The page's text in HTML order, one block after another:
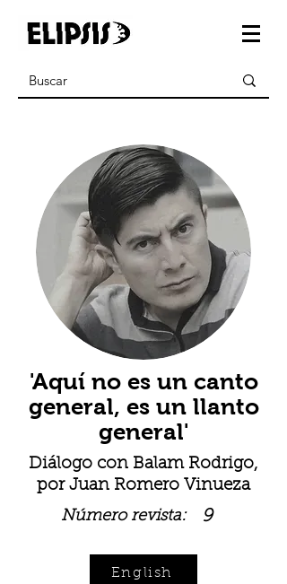
'Aquí no es un canto
general, es un llanto
general'
Diálogo con Balam Rodrigo,
por Juan Romero Vinueza
Número revista: 9
English